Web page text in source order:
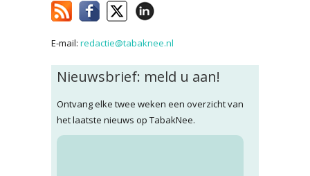
E-mail: redactie@tabaknee.nl
Nieuwsbrief: meld u aan!
Ontvang elke twee weken een overzicht van
het laatste nieuws op TabakNee.